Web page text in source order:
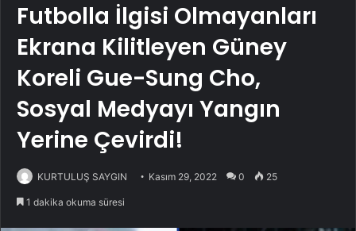
Futbolla İlgisi Olmayanları
Ekrana Kilitleyen Güney
Koreli Gue-Sung Cho,
Sosyal Medyayı Yangın
Yerine Çevirdi!
KURTULUŞ SAYGIN Kasım 29, 2022 0 25
1 dakika okuma süresi